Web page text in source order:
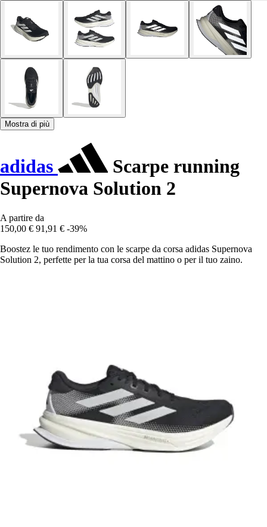
Mostra di più
adidas
Scarpe running
Supernova Solution 2
A partire da
150,00 € 91,91 € -39%
Boostez le tuo rendimento con le scarpe da corsa adidas Supernova
Solution 2, perfette per la tua corsa del mattino o per il tuo zaino.